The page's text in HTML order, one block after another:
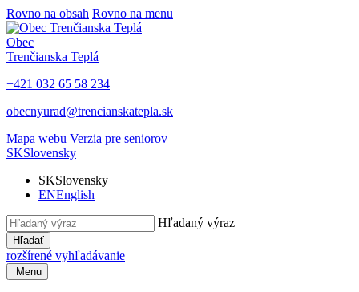
Rovno na obsah Rovno na menu
Obec
Trenčianska Teplá
+421 032 65 58 234
obecnyurad@trencianskatepla.sk
Mapa webu Verzia pre seniorov
SKSlovensky
SKSlovensky
ENEnglish
Hľadaný výraz
Hľadať
rozšírené vyhľadávanie
Menu